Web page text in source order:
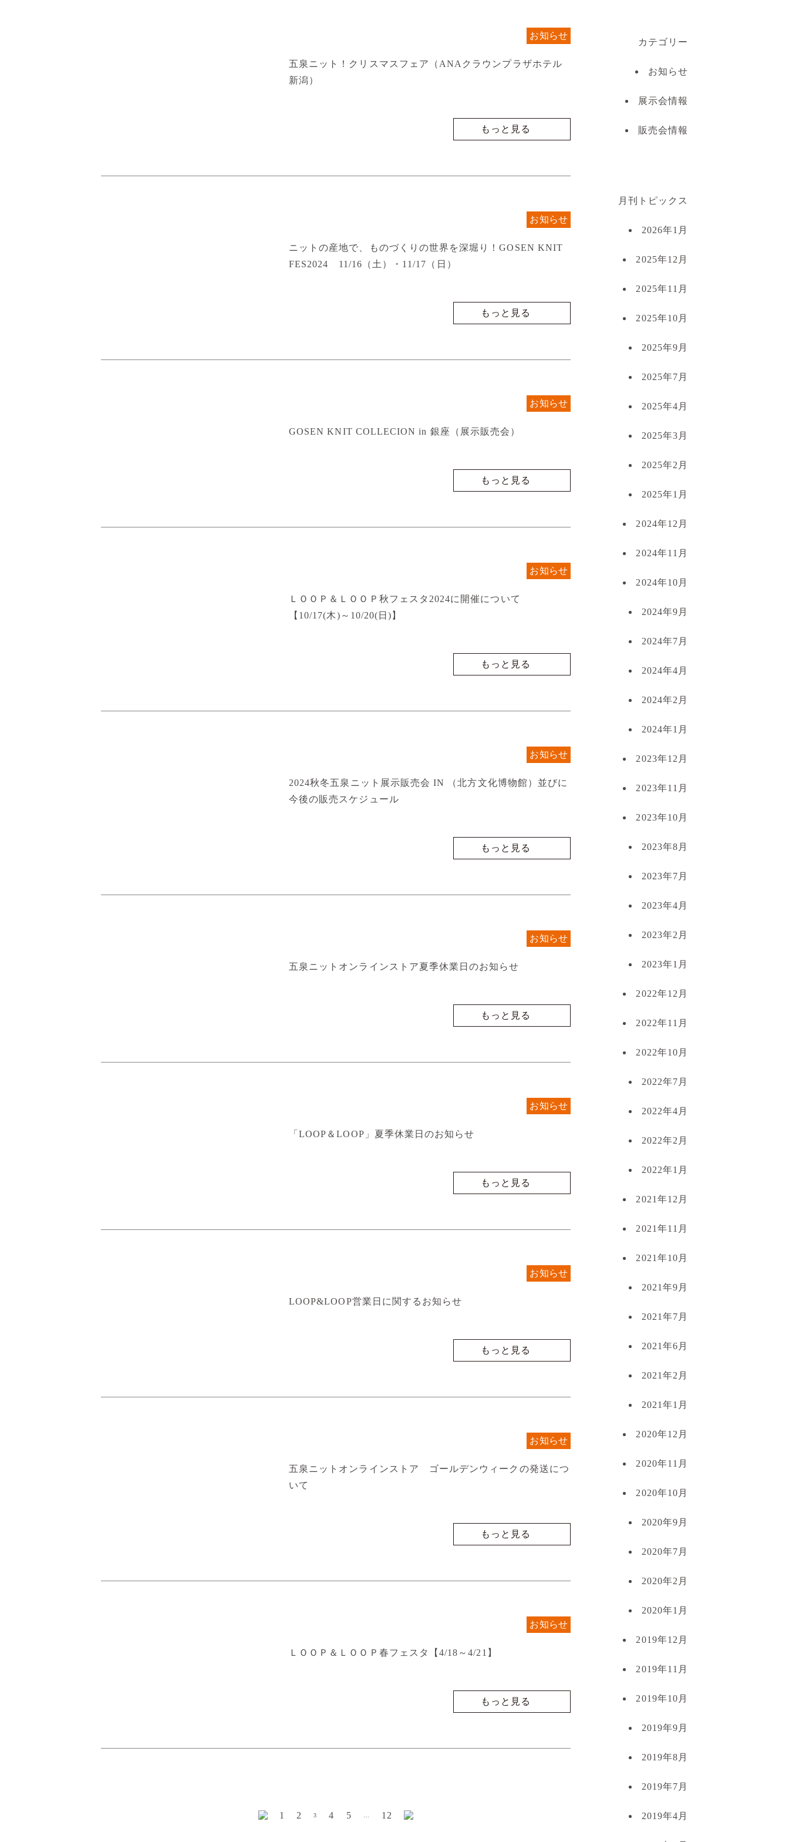
お知らせ
五泉ニット！クリスマスフェア（ANAクラウンプラザホテル
新潟）
もっと見る
お知らせ
ニットの産地で、ものづくりの世界を深堀り！GOSEN KNIT
FES2024 11/16（土）・11/17（日）
もっと見る
お知らせ
GOSEN KNIT COLLECION in 銀座（展示販売会）
もっと見る
お知らせ
ＬＯＯＰ＆ＬＯＯＰ秋フェスタ2024に開催について
【10/17(木)～10/20(日)】
もっと見る
お知らせ
2024秋冬五泉ニット展示販売会 IN （北方文化博物館）並びに
今後の販売スケジュール
もっと見る
お知らせ
五泉ニットオンラインストア夏季休業日のお知らせ
もっと見る
お知らせ
「LOOP＆LOOP」夏季休業日のお知らせ
もっと見る
お知らせ
LOOP&LOOP営業日に関するお知らせ
もっと見る
お知らせ
五泉ニットオンラインストア ゴールデンウィークの発送につ
いて
もっと見る
お知らせ
ＬＯＯＰ＆ＬＯＯＰ春フェスタ【4/18～4/21】
もっと見る
1 2 3 4 5 12
カテゴリー
お知らせ
展示会情報
販売会情報
月刊トピックス
2026年1月
2025年12月
2025年11月
2025年10月
2025年9月
2025年7月
2025年4月
2025年3月
2025年2月
2025年1月
2024年12月
2024年11月
2024年10月
2024年9月
2024年7月
2024年4月
2024年2月
2024年1月
2023年12月
2023年11月
2023年10月
2023年8月
2023年7月
2023年4月
2023年2月
2023年1月
2022年12月
2022年11月
2022年10月
2022年7月
2022年4月
2022年2月
2022年1月
2021年12月
2021年11月
2021年10月
2021年9月
2021年7月
2021年6月
2021年2月
2021年1月
2020年12月
2020年11月
2020年10月
2020年9月
2020年7月
2020年2月
2020年1月
2019年12月
2019年11月
2019年10月
2019年9月
2019年8月
2019年7月
2019年4月